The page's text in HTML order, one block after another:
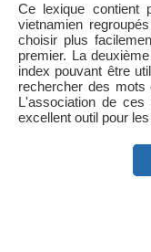
Ce lexique contient
vietnamien
choisir plus
premier. La
index pouvant être
rechercher des mots
L'association de
excellent outil pour